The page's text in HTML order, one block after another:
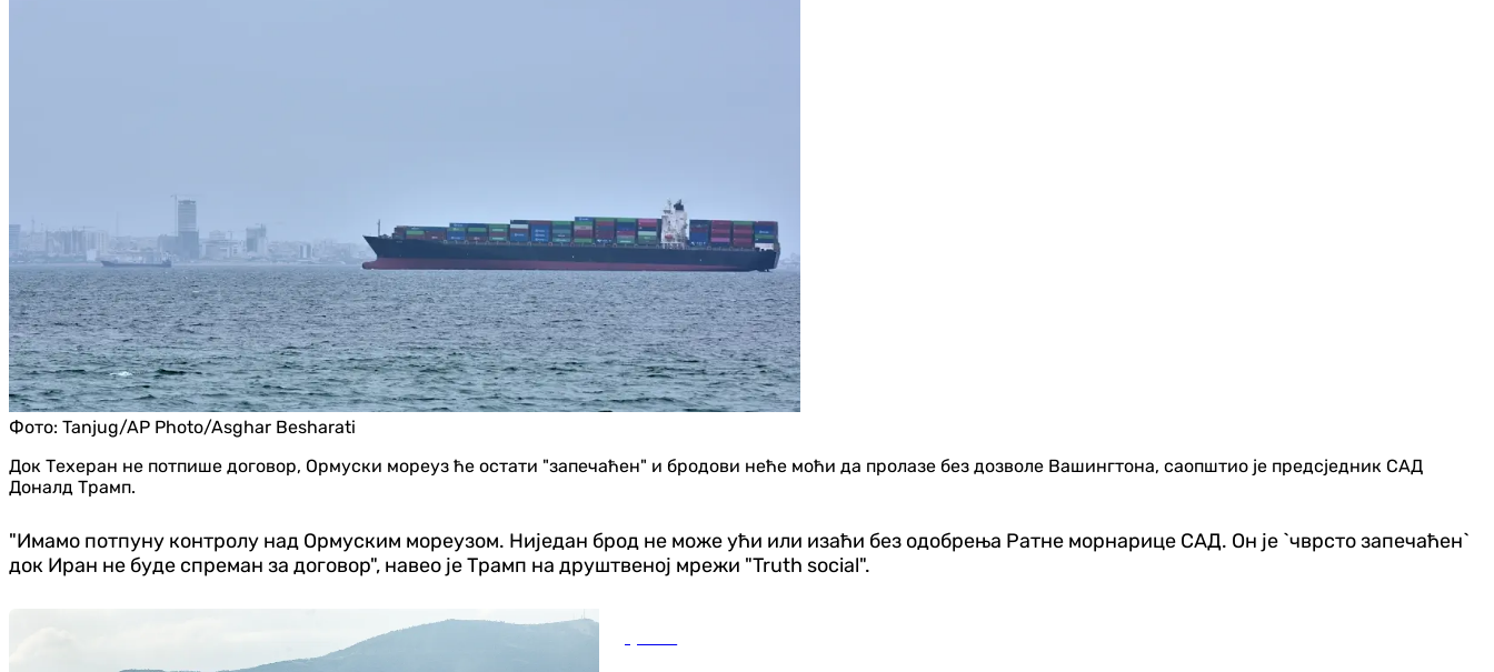
Фото: Tanjug/AP Photo/Asghar Besharati
Док Техеран не потпише договор, Ормуски мореуз ће остати "запечаћен" и бродови неће моћи да пролазе без дозволе Вашингтона, саопштио је предсједник САД
Доналд Трамп.
"Имамо потпуну контролу над Ормуским мореузом. Ниједан брод не може ући или изаћи без одобрења Ратне морнарице САД. Он је `чврсто запечаћен`
док Иран не буде спреман за договор", навео је Трамп на друштвеној мрежи "Truth social".